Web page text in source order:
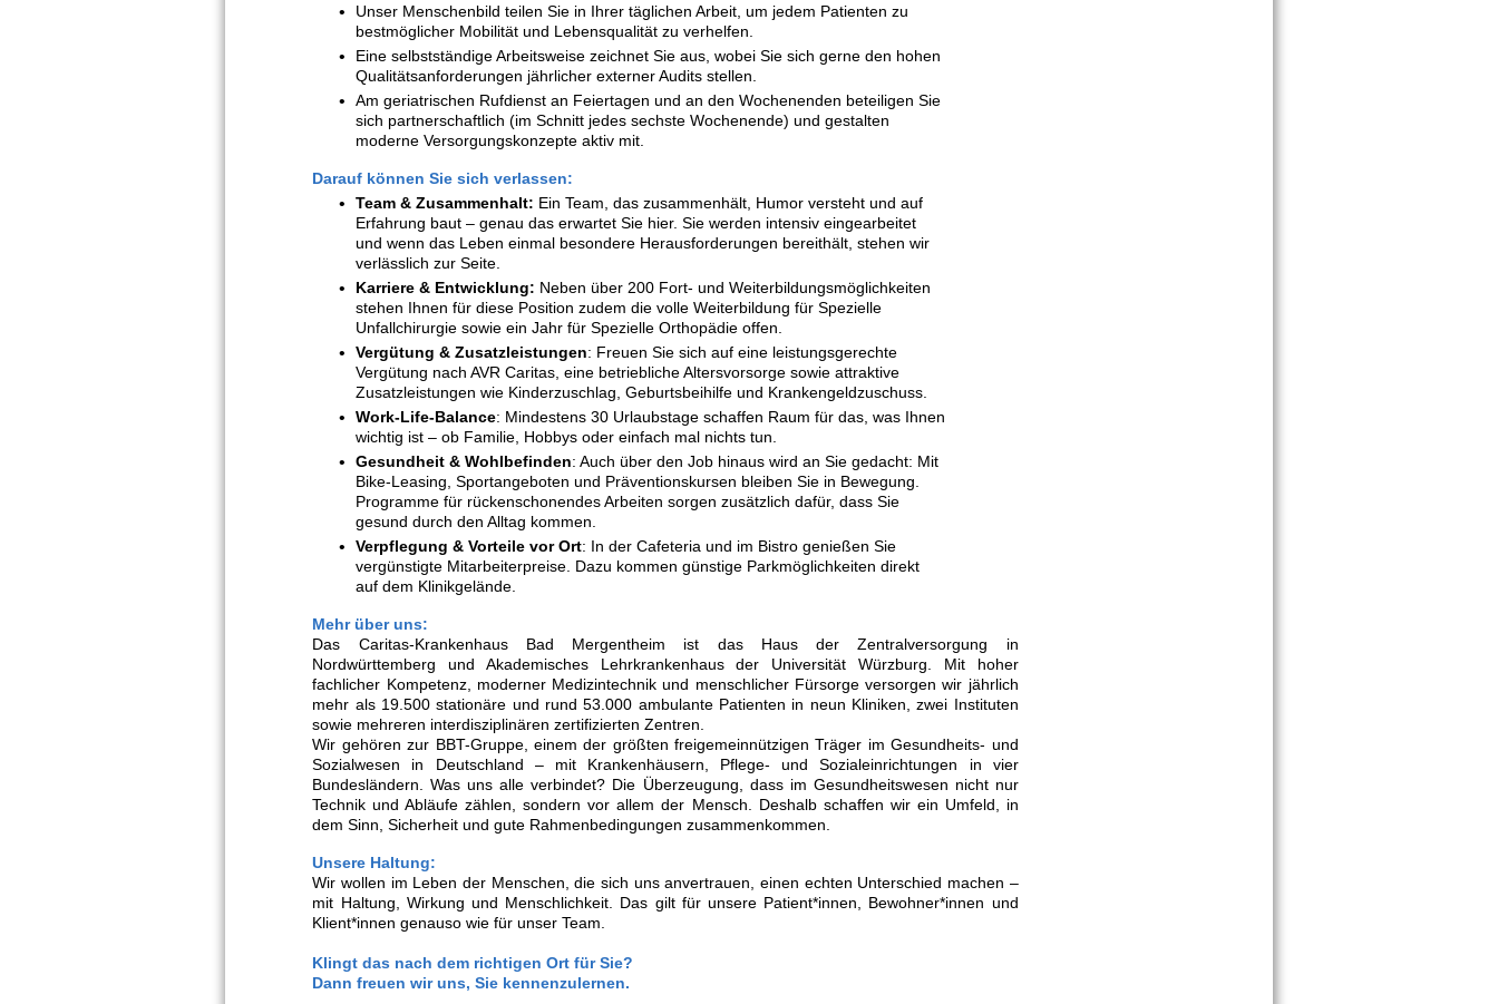
Unser Menschenbild teilen Sie in Ihrer täglichen Arbeit, um jedem Patienten zu
bestmöglicher Mobilität und Lebensqualität zu verhelfen.
Eine selbstständige Arbeitsweise zeichnet Sie aus, wobei Sie sich gerne den hohen
Qualitätsanforderungen jährlicher externer Audits stellen.
Am geriatrischen Rufdienst an Feiertagen und an den Wochenenden beteiligen Sie
sich partnerschaftlich (im Schnitt jedes sechste Wochenende) und gestalten
moderne Versorgungskonzepte aktiv mit.
Darauf können Sie sich verlassen:
Team & Zusammenhalt: Ein Team, das zusammenhält, Humor versteht und auf
Erfahrung baut – genau das erwartet Sie hier. Sie werden intensiv eingearbeitet
und wenn das Leben einmal besondere Herausforderungen bereithält, stehen wir
verlässlich zur Seite.
Karriere & Entwicklung: Neben über 200 Fort- und Weiterbildungsmöglichkeiten
stehen Ihnen für diese Position zudem die volle Weiterbildung für Spezielle
Unfallchirurgie sowie ein Jahr für Spezielle Orthopädie offen.
Vergütung & Zusatzleistungen: Freuen Sie sich auf eine leistungsgerechte
Vergütung nach AVR Caritas, eine betriebliche Altersvorsorge sowie attraktive
Zusatzleistungen wie Kinderzuschlag, Geburtsbeihilfe und Krankengeldzuschuss.
Work-Life-Balance: Mindestens 30 Urlaubstage schaffen Raum für das, was Ihnen
wichtig ist – ob Familie, Hobbys oder einfach mal nichts tun.
Gesundheit & Wohlbefinden: Auch über den Job hinaus wird an Sie gedacht: Mit
Bike-Leasing, Sportangeboten und Präventionskursen bleiben Sie in Bewegung.
Programme für rückenschonendes Arbeiten sorgen zusätzlich dafür, dass Sie
gesund durch den Alltag kommen.
Verpflegung & Vorteile vor Ort: In der Cafeteria und im Bistro genießen Sie
vergünstigte Mitarbeiterpreise. Dazu kommen günstige Parkmöglichkeiten direkt
auf dem Klinikgelände.
Mehr über uns:
Das Caritas-Krankenhaus Bad Mergentheim ist das Haus der Zentralversorgung in
Nordwürttemberg und Akademisches Lehrkrankenhaus der Universität Würzburg. Mit hoher
fachlicher Kompetenz, moderner Medizintechnik und menschlicher Fürsorge versorgen wir jährlich
mehr als 19.500 stationäre und rund 53.000 ambulante Patienten in neun Kliniken, zwei Instituten
sowie mehreren interdisziplinären zertifizierten Zentren.
Wir gehören zur BBT-Gruppe, einem der größten freigemeinnützigen Träger im Gesundheits- und
Sozialwesen in Deutschland – mit Krankenhäusern, Pflege- und Sozialeinrichtungen in vier
Bundesländern. Was uns alle verbindet? Die Überzeugung, dass im Gesundheitswesen nicht nur
Technik und Abläufe zählen, sondern vor allem der Mensch. Deshalb schaffen wir ein Umfeld, in
dem Sinn, Sicherheit und gute Rahmenbedingungen zusammenkommen.
Unsere Haltung:
Wir wollen im Leben der Menschen, die sich uns anvertrauen, einen echten Unterschied machen –
mit Haltung, Wirkung und Menschlichkeit. Das gilt für unsere Patient*innen, Bewohner*innen und
Klient*innen genauso wie für unser Team.
Klingt das nach dem richtigen Ort für Sie?
Dann freuen wir uns, Sie kennenzulernen.